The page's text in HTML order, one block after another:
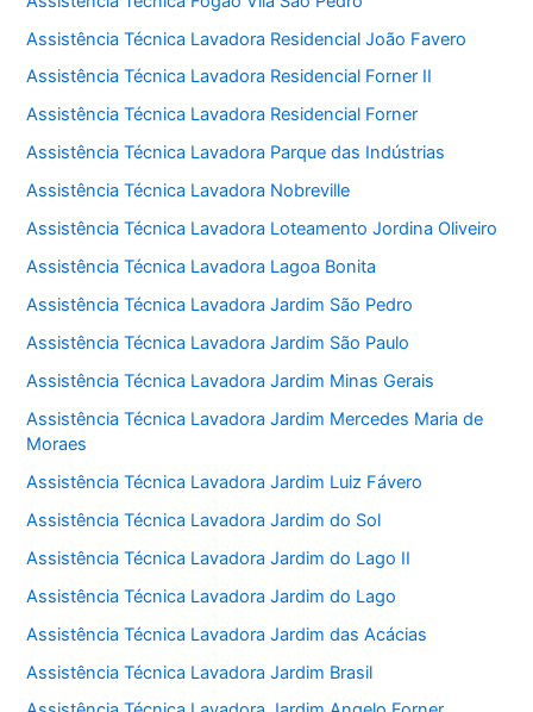
Assistência Técnica Lavadora Residencial João Favero
Assistência Técnica Lavadora Residencial Forner II
Assistência Técnica Lavadora Residencial Forner
Assistência Técnica Lavadora Parque das Indústrias
Assistência Técnica Lavadora Nobreville
Assistência Técnica Lavadora Loteamento Jordina Oliveiro
Assistência Técnica Lavadora Lagoa Bonita
Assistência Técnica Lavadora Jardim São Pedro
Assistência Técnica Lavadora Jardim São Paulo
Assistência Técnica Lavadora Jardim Minas Gerais
Assistência Técnica Lavadora Jardim Mercedes Maria de
Moraes
Assistência Técnica Lavadora Jardim Luiz Fávero
Assistência Técnica Lavadora Jardim do Sol
Assistência Técnica Lavadora Jardim do Lago II
Assistência Técnica Lavadora Jardim do Lago
Assistência Técnica Lavadora Jardim das Acácias
Assistência Técnica Lavadora Jardim Brasil